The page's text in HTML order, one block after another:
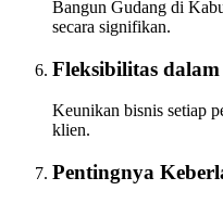
Bangun Gudang di
secara signifikan.
Fleksibilitas
Keunikan bisnis setiap
klien.
Pentingnya